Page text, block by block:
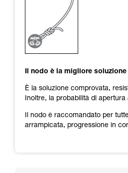
La padronanza di queste
formazione ed un
Verificate con un
capacità di rifare la
Forniamo esempi di
vengono qui descritte.
Il nodo è la migliore
È la soluzione comprovata,
Inoltre, la probabilità di
Il nodo è raccomandato per
arrampicata, progressione in